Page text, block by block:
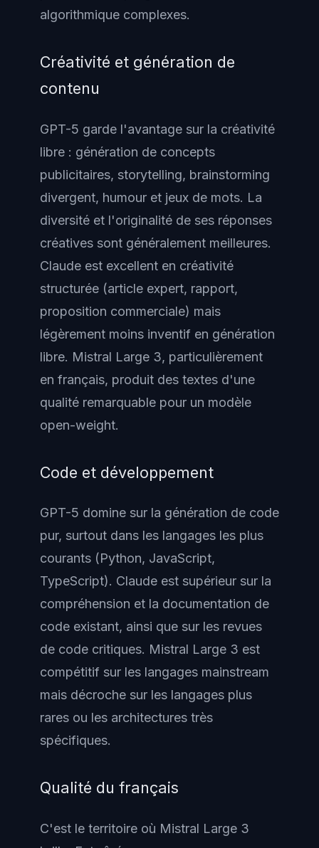
algorithmique complexes.
Créativité et génération de
contenu
GPT-5 garde l'avantage sur la créativité
libre : génération de concepts
publicitaires, storytelling, brainstorming
divergent, humour et jeux de mots. La
diversité et l'originalité de ses réponses
créatives sont généralement meilleures.
Claude est excellent en créativité
structurée (article expert, rapport,
proposition commerciale) mais
légèrement moins inventif en génération
libre. Mistral Large 3, particulièrement
en français, produit des textes d'une
qualité remarquable pour un modèle
open-weight.
Code et développement
GPT-5 domine sur la génération de code
pur, surtout dans les langages les plus
courants (Python, JavaScript,
TypeScript). Claude est supérieur sur la
compréhension et la documentation de
code existant, ainsi que sur les revues
de code critiques. Mistral Large 3 est
compétitif sur les langages mainstream
mais décroche sur les langages plus
rares ou les architectures très
spécifiques.
Qualité du français
C'est le territoire où Mistral Large 3